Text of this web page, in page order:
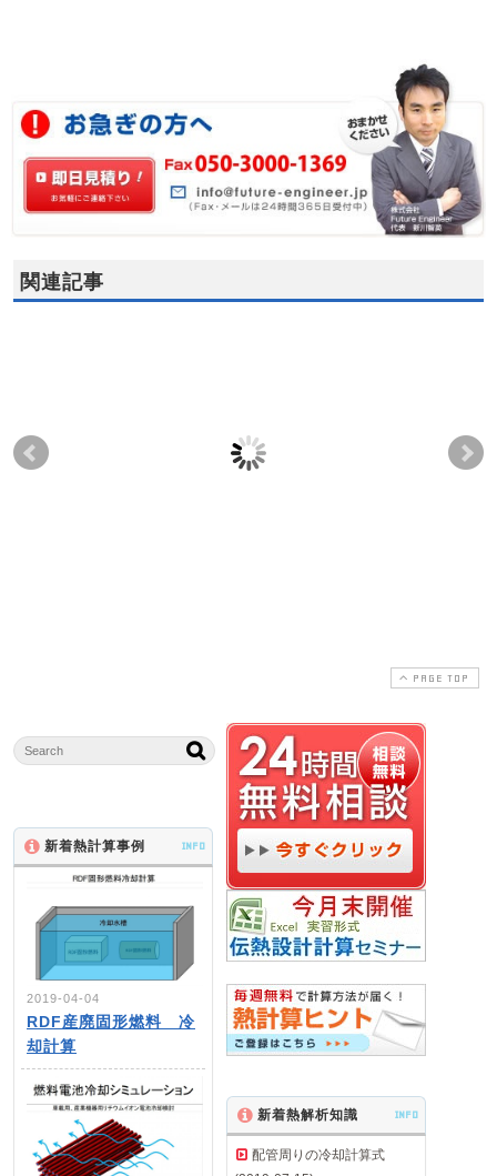
関連記事
熱源供給に関する、温
ボイラー下コンベヤ軸
放
PAGE TOP
新着熱計算事例 INFO
2019-04-04
RDF産廃固形燃料 冷
却計算
新着熱解析知識 INFO
配管周りの冷却計算式